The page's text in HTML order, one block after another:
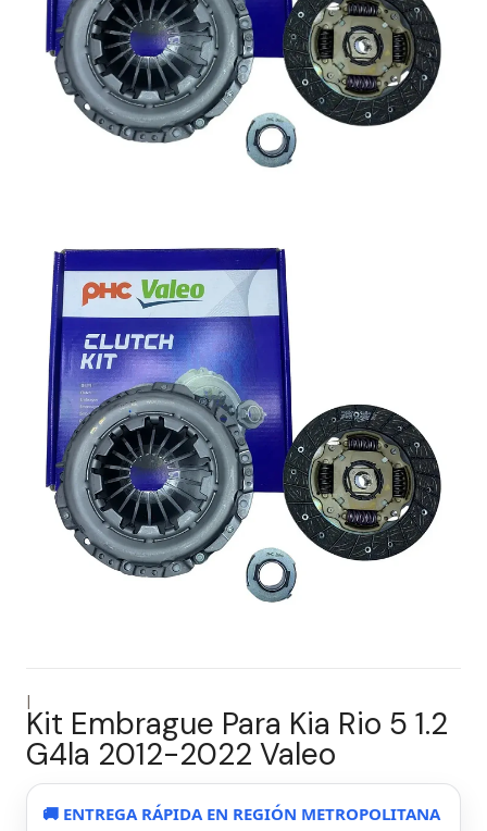
|
Kit Embrague Para Kia Rio 5 1.2
G4la 2012-2022 Valeo
🚚 ENTREGA RÁPIDA EN REGIÓN METROPOLITANA